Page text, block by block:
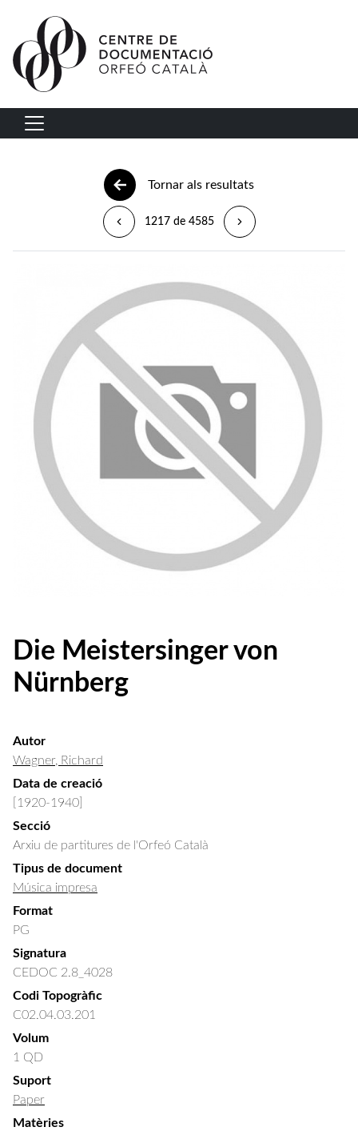
Vés al contingut
Navegació principal
Tornar als resultats
1217 de 4585
Die Meistersinger von
Nürnberg
Autor
Wagner, Richard
Data de creació
[1920-1940]
Secció
Arxiu de partitures de l'Orfeó Català
Tipus de document
Música impresa
Format
PG
Signatura
CEDOC 2.8_4028
Codi Topogràfic
C02.04.03.201
Volum
1 QD
Suport
Paper
Matèries